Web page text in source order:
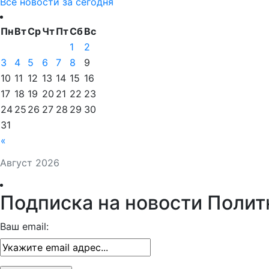
Август 2026
ПнВтСрЧтПтСбВс
«
1
2
3
4 5 6 7 8
9
10 11 12 13 14 15 16
17 18 19 20 21 22 23
24 25 26 27 28 29 30
31
Подписка на новости
Ваш email: